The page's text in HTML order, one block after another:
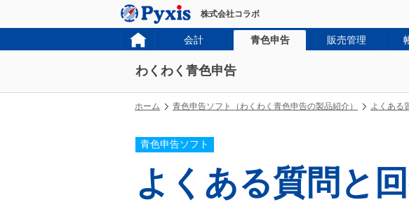
株式会社コラボ
会計 青色申告 販売管理
わくわく青色申告
ホーム 青色申告ソフト（わくわく青色申告の製品紹介） よくある
青色申告ソフト
よくある質問と